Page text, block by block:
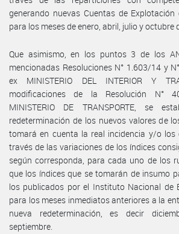
generando nuevas Cuentas de
para los meses de enero, abril, julio y octubre
Que asimismo, en los puntos 3 de los
mencionadas Resoluciones N° 1.603/14 y
ex MINISTERIO DEL INTERIOR Y
modificaciones de la Resolución N°
MINISTERIO DE TRANSPORTE, se
redeterminación de los nuevos valores de
tomará en cuenta la real incidencia y/o los
través de las variaciones de los índices
según corresponda, para cada uno de los
que los índices que se tomarán de insumo
los publicados por el Instituto Nacional de
para los meses inmediatos anteriores a la
nueva redeterminación, es decir
septiembre.